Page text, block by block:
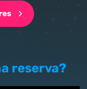
reserva?